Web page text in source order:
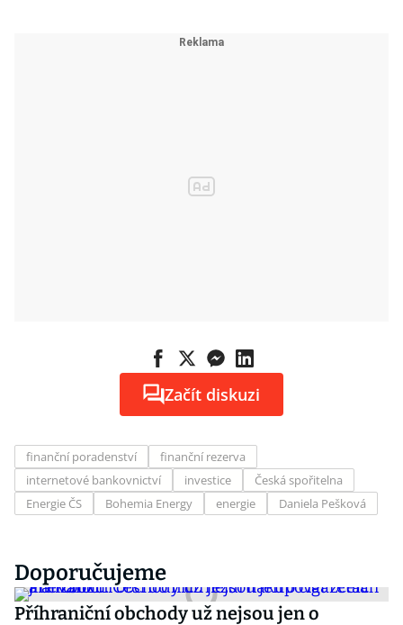
Začít diskuzi
finanční poradenství
finanční rezerva
internetové bankovnictví
investice
Česká spořitelna
Energie ČS
Bohemia Energy energie Daniela Pešková
Doporučujeme
Příhraniční obchody už nejsou jen o